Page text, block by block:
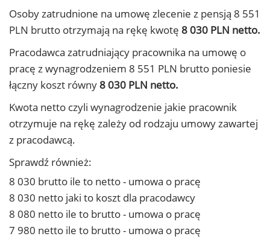
Osoby zatrudnione na umowę zlecenie z pensją 8 551
PLN brutto otrzymają na rękę kwotę 8 030 PLN netto.
Pracodawca zatrudniający pracownika na umowę o
pracę z wynagrodzeniem 8 551 PLN brutto poniesie
łączny koszt równy8 030 PLN netto.
Kwota netto czyli wynagrodzenie jakie pracownik
otrzymuje na rękę zależy od rodzaju umowy zawartej
z pracodawcą.
Sprawdź również:
8 030 brutto ile to netto - umowa o pracę
8 030 netto jaki to koszt dla pracodawcy
8 080 netto ile to brutto - umowa o pracę
7 980 netto ile to brutto - umowa o pracę